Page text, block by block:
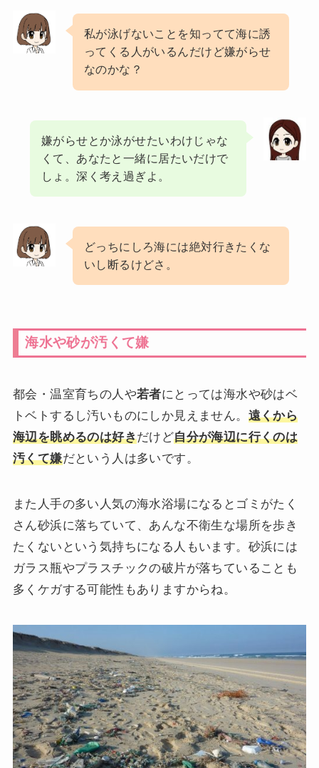
私が泳げないことを知ってて海に誘
ってくる人がいるんだけど嫌がらせ
なのかな？
嫌がらせとか泳がせたいわけじゃな
くて、あなたと一緒に居たいだけで
しょ。深く考え過ぎよ。
どっちにしろ海には絶対行きたくな
いし断るけどさ。
海水や砂が汚くて嫌
都会・温室育ちの人や若者にとっては海水や砂はベ
トベトするし汚いものにしか見えません。 遠くから
海辺を眺めるのは好きだけど自分が海辺に行くのは
汚くて嫌だという人は多いです。
また人手の多い人気の海水浴場になるとゴミがたく
さん砂浜に落ちていて、あんな不衛生な場所を歩き
たくないという気持ちになる人もいます。砂浜には
ガラス瓶やプラスチックの破片が落ちていることも
多くケガする可能性もありますからね。